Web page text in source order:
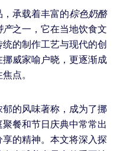
承载着丰富的棕色奶酪
产之一，它在当地饮食文
的制作工艺与现代的创
威家喻户晓，更逐渐成
点。
的风味著称，成为了挪
餐和节日庆典中常常出
的精神。本文将深入探